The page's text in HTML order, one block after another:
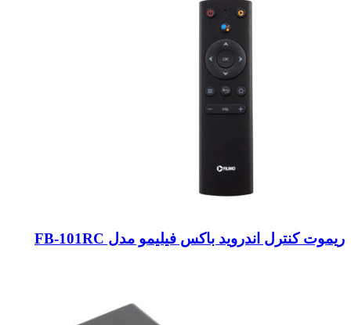
ریموت کنترل اندروید باکس فیلیمو مدل FB-101RC